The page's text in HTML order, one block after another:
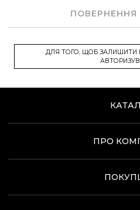
ПОВЕРНЕННЯ
ДЛЯ ТОГО, ЩОБ ЗАЛИШИТИ
ПРО